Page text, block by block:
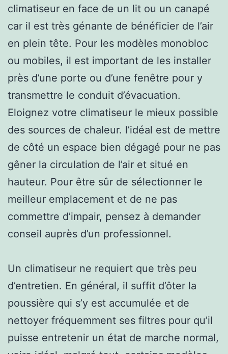
climatiseur en face de un lit ou un canapé
car il est très génante de bénéficier de l’air
en plein tête. Pour les modèles monobloc
ou mobiles, il est important de les installer
près d’une porte ou d’une fenêtre pour y
transmettre le conduit d’évacuation.
Eloignez votre climatiseur le mieux possible
des sources de chaleur. l’idéal est de mettre
de côté un espace bien dégagé pour ne pas
gêner la circulation de l’air et situé en
hauteur. Pour être sûr de sélectionner le
meilleur emplacement et de ne pas
commettre d’impair, pensez à demander
conseil auprès d’un professionnel.
Un climatiseur ne requiert que très peu
d’entretien. En général, il suffit d’ôter la
poussière qui s’y est accumulée et de
nettoyer fréquemment ses filtres pour qu’il
puisse entretenir un état de marche normal,